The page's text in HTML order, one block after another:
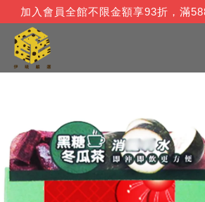
加入會員全館不限金額享93折，滿